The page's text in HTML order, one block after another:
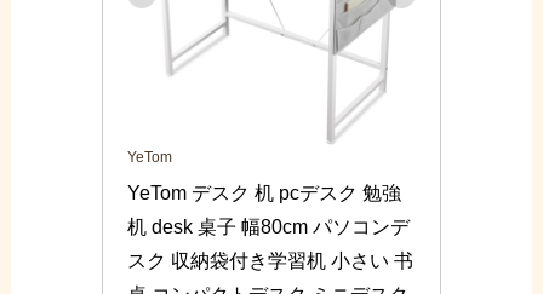
YeTom
YeTom デスク 机 pcデスク 勉強
机 desk 桌子 幅80cm パソコンデ
スク 収納袋付き学習机 小さい 书